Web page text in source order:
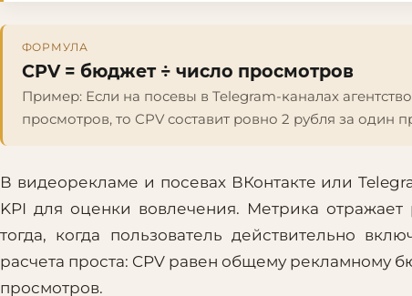
ФОРМУЛА
CPV = бюджет ÷ число просмотров
Пример: Если на посевы в Telegram-каналах
просмотров, то CPV составит ровно 2 рубля за один
В видеорекламе и посевах ВКонтакте или
KPI для оценки вовлечения. Метрика
тогда, когда пользователь действительно
расчета проста: CPV равен общему рекламному
просмотров.